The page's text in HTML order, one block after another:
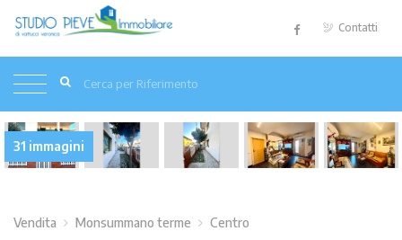
Contatti
31 immagini
Vendita Monsummano terme Centro